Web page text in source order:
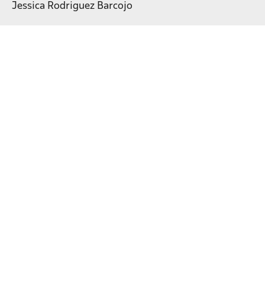
Jessica Rodriguez Barcojo